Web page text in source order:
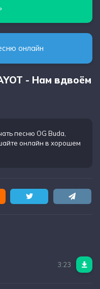
онлайн
- Нам вдвоём
песню OG Buda,
онлайн в хорошем
3:23